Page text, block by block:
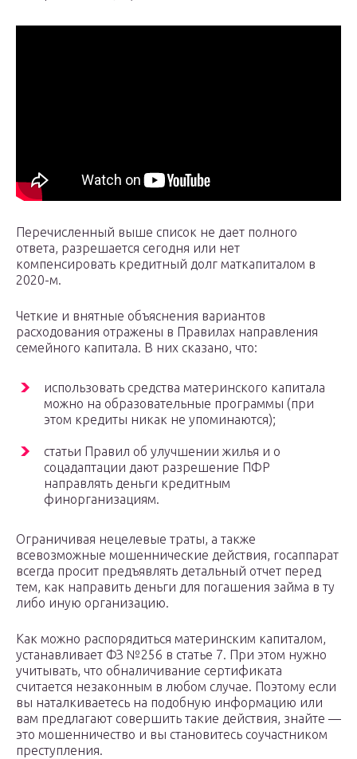
Перечисленный выше список не дает полного
ответа, разрешается сегодня или нет
компенсировать кредитный долг маткапиталом в
2020-м.
Четкие и внятные объяснения вариантов
расходования отражены в Правилах направления
семейного капитала. В них сказано, что:
использовать средства материнского капитала
можно на образовательные программы (при
этом кредиты никак не упоминаются);
статьи Правил об улучшении жилья и о
соцадаптации дают разрешение ПФР
направлять деньги кредитным
финорганизациям.
Ограничивая нецелевые траты, а также
всевозможные мошеннические действия, госаппарат
всегда просит предъявлять детальный отчет перед
тем, как направить деньги для погашения займа в ту
либо иную организацию.
Как можно распорядиться материнским капиталом,
устанавливает ФЗ №256 в статье 7. При этом нужно
учитывать, что обналичивание сертификата
считается незаконным в любом случае. Поэтому если
вы наталкиваетесь на подобную информацию или
вам предлагают совершить такие действия, знайте —
это мошенничество и вы становитесь соучастником
преступления.